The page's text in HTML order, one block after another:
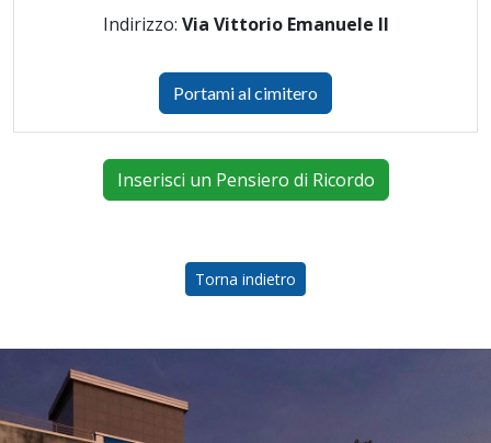
Indirizzo: Via Vittorio Emanuele II
Portami al cimitero
Inserisci un Pensiero di Ricordo
Torna indietro